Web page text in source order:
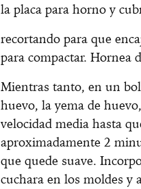
la placa para horno y
recortando para que
para compactar. Hornea
Mientras tanto, en un
huevo, la yema de
velocidad media hasta
aproximadamente 2
que quede suave.
cuchara en los moldes y